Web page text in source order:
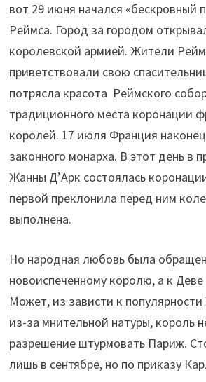
вот 29 июня начался «бескровный
Реймса. Город за городом
королевской армией. Жители
приветствовали свою
потрясла красота Реймского
традиционного места коронации
королей. 17 июля Франция
законного монарха. В этот день в
Жанны Д’Арк состоялась
первой преклонила перед ним
выполнена.
Но народная любовь была
новоиспеченному королю, а к
Может, из зависти к
из-за мнительной натуры, король
разрешение штурмовать Париж.
лишь в сентябре, но по приказу